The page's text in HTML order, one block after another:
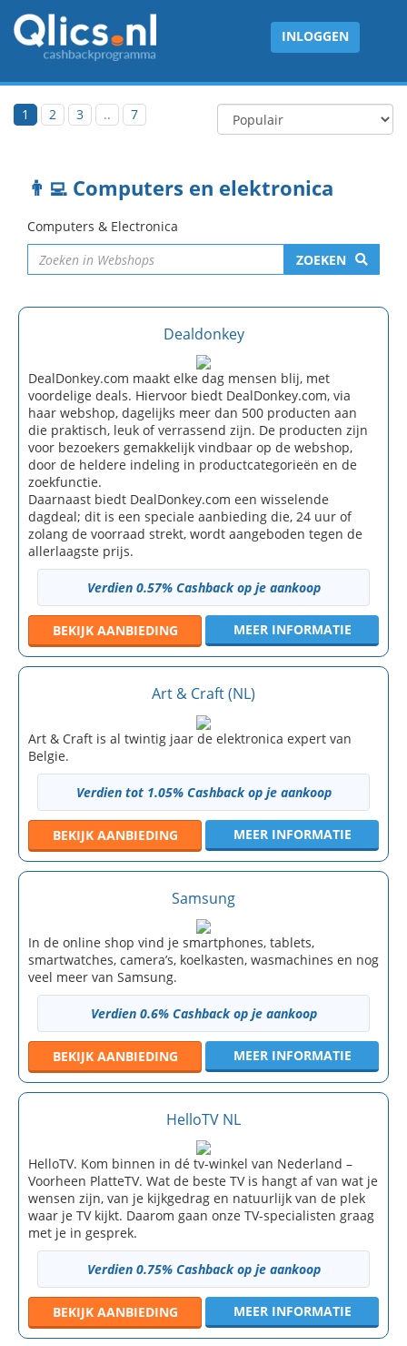
INLOGGEN
1 2 3 .. 7
👨‍💻 Computers en elektronica
Computers & Electronica
ZOEKEN
Dealdonkey
DealDonkey.com maakt elke dag mensen blij, met
voordelige deals. Hiervoor biedt DealDonkey.com, via
haar webshop, dagelijks meer dan 500 producten aan
die praktisch, leuk of verrassend zijn. De producten zijn
voor bezoekers gemakkelijk vindbaar op de webshop,
door de heldere indeling in productcategorieën en de
zoekfunctie.
Daarnaast biedt DealDonkey.com een wisselende
dagdeal; dit is een speciale aanbieding die, 24 uur of
zolang de voorraad strekt, wordt aangeboden tegen de
allerlaagste prijs.
Verdien 0.57% Cashback op je aankoop
BEKIJK AANBIEDING MEER INFORMATIE
Art & Craft (NL)
Art & Craft is al twintig jaar de elektronica expert van
Belgie.
Verdien tot 1.05% Cashback op je aankoop
BEKIJK AANBIEDING MEER INFORMATIE
Samsung
In de online shop vind je smartphones, tablets,
smartwatches, camera’s, koelkasten, wasmachines en nog
veel meer van Samsung.
Verdien 0.6% Cashback op je aankoop
BEKIJK AANBIEDING MEER INFORMATIE
HelloTV NL
HelloTV. Kom binnen in dé tv-winkel van Nederland –
Voorheen PlatteTV. Wat de beste TV is hangt af van wat je
wensen zijn, van je kijkgedrag en natuurlijk van de plek
waar je TV kijkt. Daarom gaan onze TV-specialisten graag
met je in gesprek.
Verdien 0.75% Cashback op je aankoop
BEKIJK AANBIEDING MEER INFORMATIE